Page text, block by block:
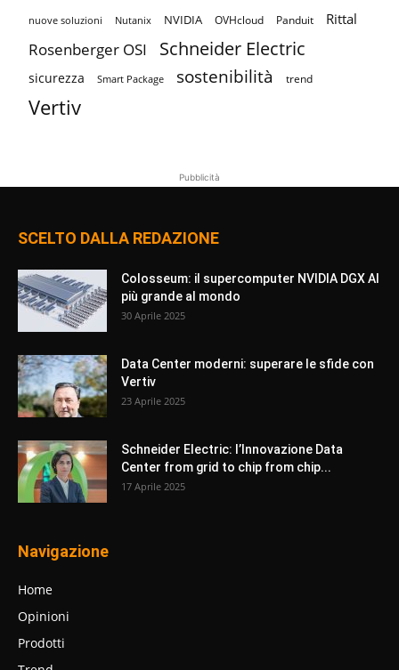
nuove soluzioni Nutanix NVIDIA OVHcloud Panduit Rittal
Rosenberger OSI Schneider Electric
sicurezza Smart Package sostenibilità trend
Vertiv
Pubblicità
SCELTO DALLA REDAZIONE
Colosseum: il supercomputer NVIDIA DGX AI
più grande al mondo
30 Aprile 2025
Data Center moderni: superare le sfide con
Vertiv
23 Aprile 2025
Schneider Electric: l’Innovazione Data
Center from grid to chip from chip...
17 Aprile 2025
Navigazione
Home
Opinioni
Prodotti